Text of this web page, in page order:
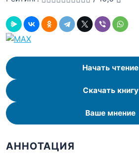
Начать чтение
Скачать книгу
Ваше мнение
АННОТАЦИЯ